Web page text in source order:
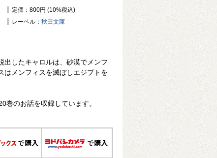
定価：800円 (10%税込)
レーベル： 秋田文庫
出したキャロルは、砂漠でメンフ
はメンフィスを滅ぼしエジプトを
巻のお話を収録しています。